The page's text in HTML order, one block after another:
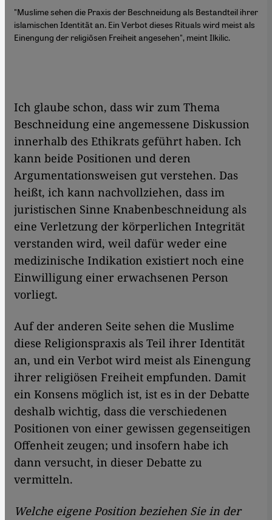
"Muslime sehen die Praxis der Beschneidung als Bestandteil ihrer
islamischen Identität an. Ein Verbot dieses Rituals wird meist als
Einengung der religiösen Freiheit angesehen", meint Ilkilic.
Ich glaube schon, dass wir zum Thema
Beschneidung eine angemessene Diskussion
innerhalb des Ethikrats geführt haben. Ich
kann beide Positionen und deren
Argumentationsweisen gut verstehen. Das
heißt, ich kann nachvollziehen, dass im
juristischen Sinne Knabenbeschneidung als
eine Verletzung der körperlichen Integrität
verstanden wird, weil dafür weder eine
medizinische Indikation existiert noch eine
Einwilligung einer erwachsenen Person
vorliegt.
Auf der anderen Seite sehen die Muslime
diese Religionspraxis als Teil ihrer Identität
an, und ein Verbot wird meist als Einengung
ihrer religiösen Freiheit empfunden. Damit
ein Konsens möglich ist, ist es in der Debatte
deshalb wichtig, dass die verschiedenen
Positionen von einer gewissen gegenseitigen
Offenheit zeugen; und insofern habe ich
dann versucht, in dieser Debatte zu
vermitteln.
Welche eigene Position beziehen Sie in der